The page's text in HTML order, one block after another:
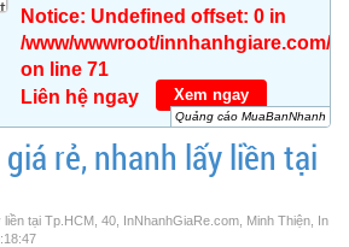
Notice: Undefined offset: 0 in
/www/wwwroot/innhanhgiare.com/
on line 71
Liên hệ ngay
Xem ngay
Quảng cáo MuaBanNhanh
rẻ, nhanh lấy liền tại
tại Tp.HCM, 40, InNhanhGiaRe.com, Minh Thiện, In